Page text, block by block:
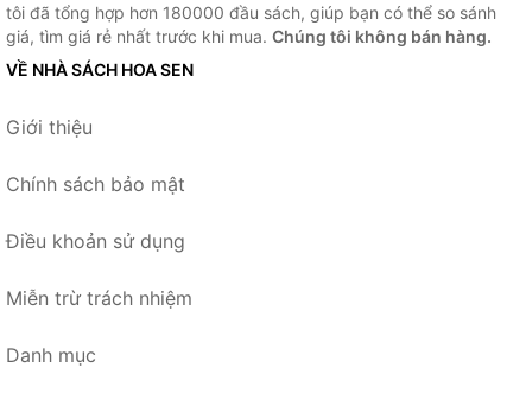
tôi đã tổng hợp hơn 180000 đầu sách, giúp bạn có thể so sánh
giá, tìm giá rẻ nhất trước khi mua. Chúng tôi không bán hàng.
VỀ NHÀ SÁCH HOA SEN
Giới thiệu
Chính sách bảo mật
Điều khoản sử dụng
Miễn trừ trách nhiệm
Danh mục